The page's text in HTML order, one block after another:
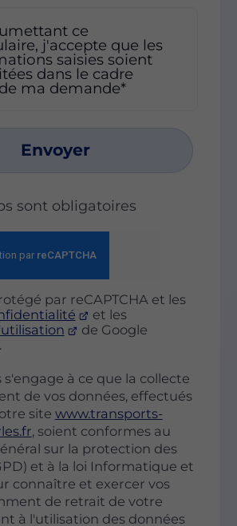
ce
j'accepte que les
saisies soient
dans le cadre
ma demande*
Envoyer
sont obligatoires
par reCAPTCHA et les
et les
de Google
s'engage à ce que la collecte
de vos données, effectués
site www.transports-
, soient conformes au
sur la protection des
et à la loi Informatique et
connaître et exercer vos
de retrait de votre
à l'utilisation des données